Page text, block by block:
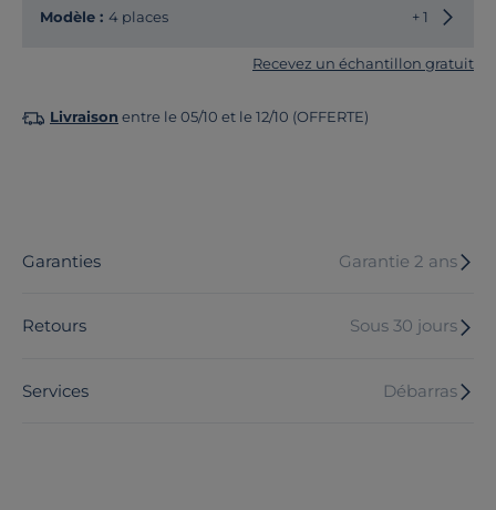
Modèle : 4 places + 1
Recevez un échantillon gratuit
Livraison entre le 05/10 et le 12/10 (OFFERTE)
Garanties Garantie 2 ans
Retours Sous 30 jours
Services Débarras